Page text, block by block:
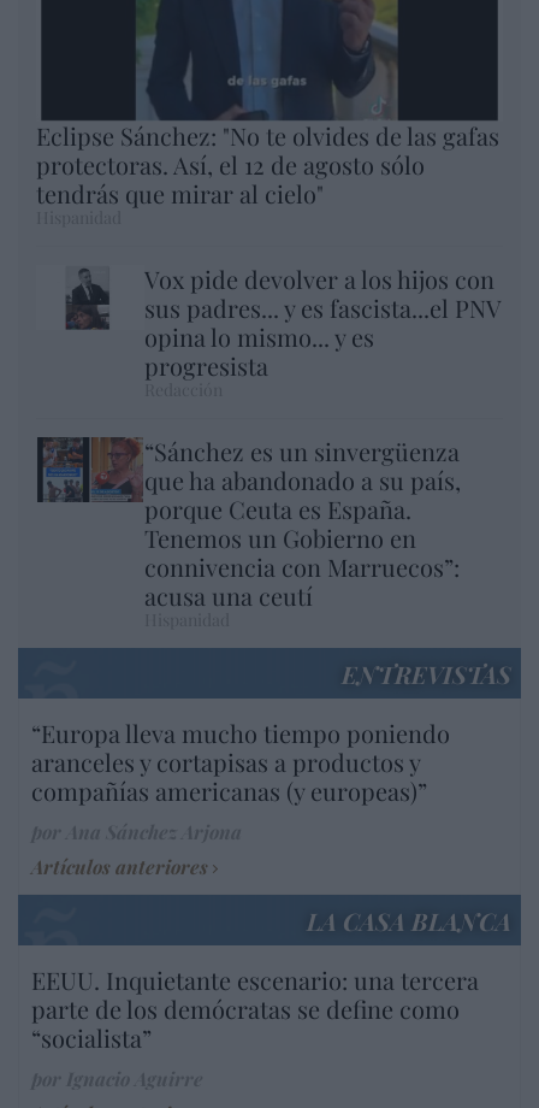
Eclipse Sánchez: "No te olvides de las gafas
protectoras. Así, el 12 de agosto sólo
tendrás que mirar al cielo"
Vox pide devolver a los hijos con
sus padres... y es fascista...el PNV
opina lo mismo... y es
progresista
“Sánchez es un sinvergüenza
que ha abandonado a su país,
porque Ceuta es España.
Tenemos un Gobierno en
connivencia con Marruecos”:
acusa una ceutí
ENTREVISTAS
“Europa lleva mucho tiempo poniendo
aranceles y cortapisas a productos y
compañías americanas (y europeas)”
Artículos anteriores
LA CASA BLANCA
EEUU. Inquietante escenario: una tercera
parte de los demócratas se define como
“socialista”